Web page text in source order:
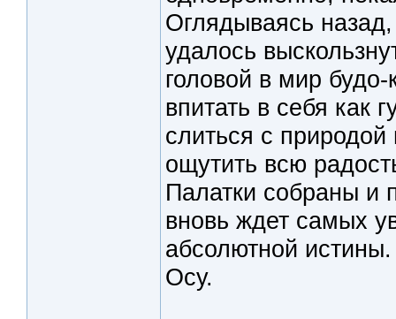
Оглядываясь
удалось
головой в мир
впитать в себя как
слиться с
ощутить всю
Палатки собраны и
вновь ждет самых
абсолютной истины.
Осу.